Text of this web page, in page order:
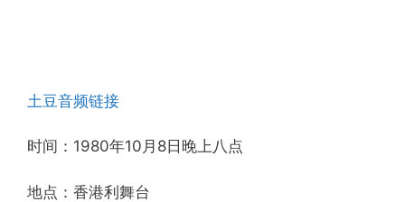
土豆音频链接
时间：1980年10月8日晚上八点
地点：香港利舞台